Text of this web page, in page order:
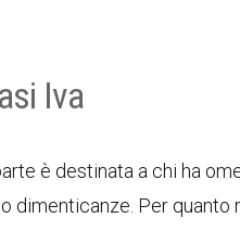
Iva
è destinata a chi ha
dimenticanze. Per quanto